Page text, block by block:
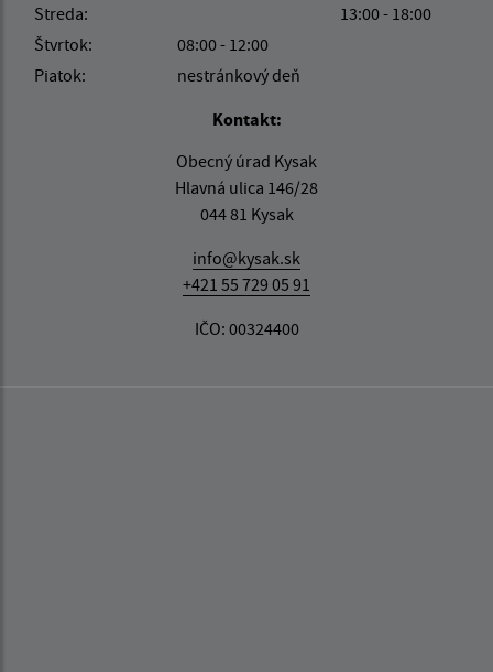
Streda:
13:00 - 18:00
Štvrtok:
08:00 - 12:00
Piatok:
nestránkový deň
Kontakt:
Obecný úrad Kysak
Hlavná ulica 146/28
044 81 Kysak
info@kysak.sk
+421 55 729 05 91
IČO: 00324400